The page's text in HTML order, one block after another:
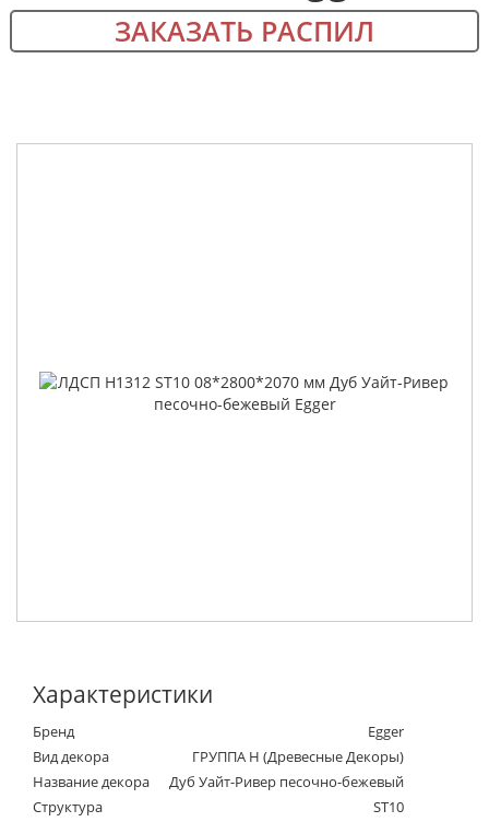
ЗАКАЗАТЬ РАСПИЛ
Характеристики
Бренд
Egger
Вид декора
ГРУППА Н (Древесные Декоры)
Название декора
Дуб Уайт-Ривер песочно-бежевый
Структура
ST10